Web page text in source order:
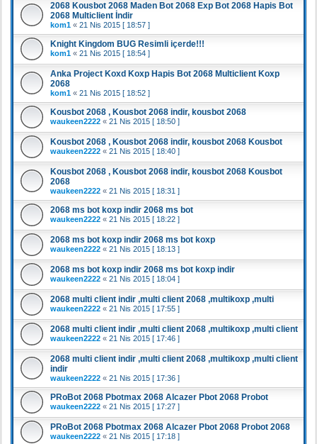
2068 Kousbot 2068 Maden Bot 2068 Exp Bot 2068 Hapis Bot
2068 Multiclient İndir
kom1 « 21 Nis 2015 [ 18:57 ]
Knight Kingdom BUG Resimli içerde!!!
kom1 « 21 Nis 2015 [ 18:54 ]
Anka Project Koxd Koxp Hapis Bot 2068 Multiclient Koxp
2068
kom1 « 21 Nis 2015 [ 18:52 ]
Kousbot 2068 , Kousbot 2068 indir, kousbot 2068
waukeen2222 « 21 Nis 2015 [ 18:50 ]
Kousbot 2068 , Kousbot 2068 indir, kousbot 2068 Kousbot
waukeen2222 « 21 Nis 2015 [ 18:40 ]
Kousbot 2068 , Kousbot 2068 indir, kousbot 2068 Kousbot
2068
waukeen2222 « 21 Nis 2015 [ 18:31 ]
2068 ms bot koxp indir 2068 ms bot
waukeen2222 « 21 Nis 2015 [ 18:22 ]
2068 ms bot koxp indir 2068 ms bot koxp
waukeen2222 « 21 Nis 2015 [ 18:13 ]
2068 ms bot koxp indir 2068 ms bot koxp indir
waukeen2222 « 21 Nis 2015 [ 18:04 ]
2068 multi client indir ,multi client 2068 ,multikoxp ,multi
waukeen2222 « 21 Nis 2015 [ 17:55 ]
2068 multi client indir ,multi client 2068 ,multikoxp ,multi client
waukeen2222 « 21 Nis 2015 [ 17:46 ]
2068 multi client indir ,multi client 2068 ,multikoxp ,multi client
indir
waukeen2222 « 21 Nis 2015 [ 17:36 ]
PRoBot 2068 Pbotmax 2068 Alcazer Pbot 2068 Probot
waukeen2222 « 21 Nis 2015 [ 17:27 ]
PRoBot 2068 Pbotmax 2068 Alcazer Pbot 2068 Probot 2068
waukeen2222 « 21 Nis 2015 [ 17:18 ]